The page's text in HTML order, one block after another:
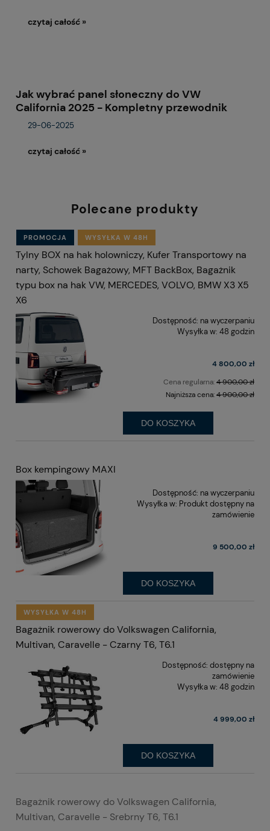
czytaj całość »
Jak wybrać panel słoneczny do VW
California 2025 - Kompletny przewodnik
29-06-2025
czytaj całość »
Polecane produkty
Tylny BOX na hak holowniczy, Kufer Transportowy na
narty, Schowek Bagażowy, MFT BackBox, Bagażnik
typu box na hak VW, MERCEDES, VOLVO, BMW X3 X5
X6
Dostępność: na wyczerpaniu
Wysyłka w: 48 godzin
4 800,00 zł
Cena regularna:4 900,00 zł
Najniższa cena:4 900,00 zł
DO KOSZYKA
PROMOCJA WYSYŁKA W 48H
Box kempingowy MAXI
Dostępność: na wyczerpaniu
Wysyłka w: Produkt dostępny na
zamówienie
9 500,00 zł
DO KOSZYKA
Bagażnik rowerowy do Volkswagen California,
Multivan, Caravelle - Czarny T6, T6.1
Dostępność: dostępny na
zamówienie
Wysyłka w: 48 godzin
4 999,00 zł
DO KOSZYKA
WYSYŁKA W 48H
Bagażnik rowerowy do Volkswagen California,
Multivan, Caravelle - Srebrny T6, T6.1